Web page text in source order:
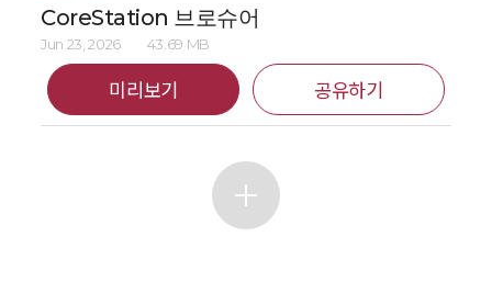
CoreStation 브로슈어
Jun 23, 2026 43.69 MB
미리보기 공유하기